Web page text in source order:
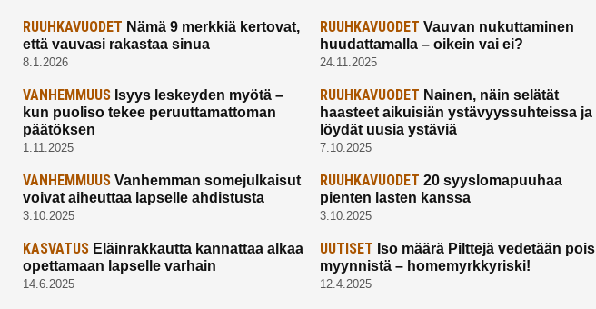
RUUHKAVUODET Nämä 9 merkkiä kertovat,
että vauvasi rakastaa sinua
8.1.2026
RUUHKAVUODET Vauvan nukuttaminen
huudattamalla – oikein vai ei?
24.11.2025
VANHEMMUUS Isyys leskeyden myötä –
kun puoliso tekee peruuttamattoman
päätöksen
1.11.2025
RUUHKAVUODET Nainen, näin selätät
haasteet aikuisiän ystävyyssuhteissa ja
löydät uusia ystäviä
7.10.2025
VANHEMMUUS Vanhemman somejulkaisut
voivat aiheuttaa lapselle ahdistusta
3.10.2025
RUUHKAVUODET 20 syyslomapuuhaa
pienten lasten kanssa
3.10.2025
KASVATUS Eläinrakkautta kannattaa alkaa
opettamaan lapselle varhain
14.6.2025
UUTISET Iso määrä Pilttejä vedetään pois
myynnistä – homemyrkkyriski!
12.4.2025